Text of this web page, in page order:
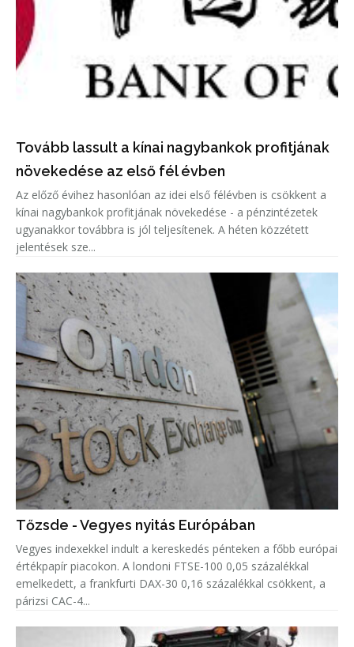
Tovább lassult a kínai nagybankok profitjának
növekedése az első fél évben
Az előző évihez hasonlóan az idei első félévben is csökkent a
kínai nagybankok profitjának növekedése - a pénzintézetek
ugyanakkor továbbra is jól teljesítenek. A héten közzétett
jelentések sze...
Tőzsde - Vegyes nyitás Európában
Vegyes indexekkel indult a kereskedés pénteken a főbb európai
értékpapír piacokon. A londoni FTSE-100 0,05 százalékkal
emelkedett, a frankfurti DAX-30 0,16 százalékkal csökkent, a
párizsi CAC-4...